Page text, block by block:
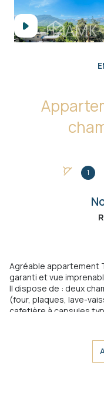
Appartement 3
1
Agréable appartement
garanti et vue
Il dispose de : deux
(four, plaques, lave-
cafetière à capsules
jeux pour enfants et
Accès en voiture ou